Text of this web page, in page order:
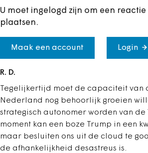
U moet ingelogd zijn om een
plaatsen.
Maak een account Login
R. D.
Tegelijkertijd moet de capaciteit van
Nederland nog behoorlijk groeien
strategisch autonomer worden van de
moment kan een boze Trump in een
maar besluiten ons uit de cloud te
de afhankelijkheid desastreus is.